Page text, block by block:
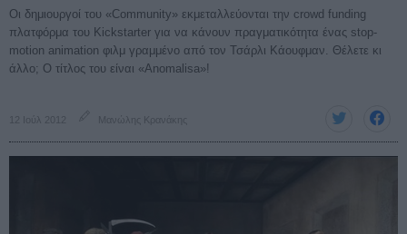
Οι δημιουργοί του «Community» εκμεταλλεύονται την crowd funding
πλατφόρμα του Kickstarter για να κάνουν πραγματικότητα ένας stop-
motion animation φιλμ γραμμένο από τον Τσάρλι Κάουφμαν. Θέλετε κι
άλλο; Ο τίτλος του είναι «Anomalisa»!
12 Ιούλ 2012 Μανώλης Κρανάκης